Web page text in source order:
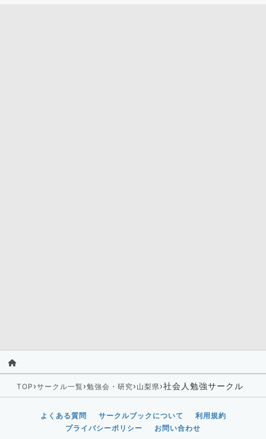
TOP ›サークル一覧›勉強会・研究› 山梨県›社会人勉強サークル
よくある質問 サークルブックについて
利用規約
プライバシーポリシー
お問い合わせ